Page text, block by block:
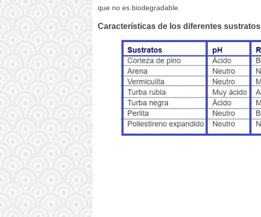
que no es biodegradable.
Características de los diferentes sustratos